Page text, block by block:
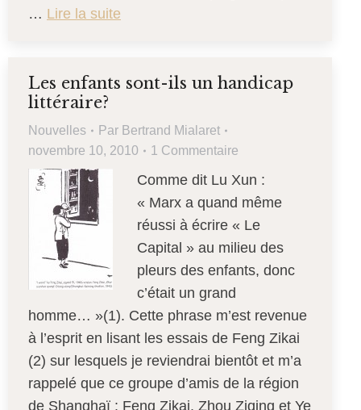
… Lire la suite
Les enfants sont-ils un handicap
littéraire?
Nouvelles Par Bertrand Mialaret
novembre 10, 2010
1 Commentaire
Comme dit Lu Xun :
« Marx a quand même
réussi à écrire « Le
Capital » au milieu des
pleurs des enfants, donc
c’était un grand
homme… »(1). Cette phrase m’est revenue
à l’esprit en lisant les essais de Feng Zikai
(2) sur lesquels je reviendrai bientôt et m’a
rappelé que ce groupe d’amis de la région
de Shanghaï : Feng Zikai, Zhou Ziqing et Ye